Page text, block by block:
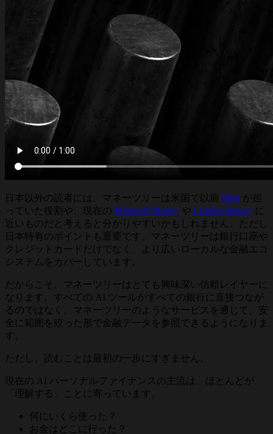
日本以外の読者には、マネーツリーは米国で以前 Mint が担
っていた役割や、現在の Monarch Money や Copilot Money に
近いものだと考えると分かりやすいかもしれません。ただし
日本特有のポイントも重要です。マネーツリーは銀行口座や
クレジットカードだけでなく、より広いローカルな金融エコ
システムをカバーしています。
だからこそ、マネーツリーはとても興味深い信頼レイヤーに
なります。すべての AI ツールがすべての銀行に直接つなが
るのではなく、マネーツリーのようなサービスを通じて、安
全に範囲を絞った形で金融データを参照できるようになりま
す。
ただし、読むことは最初の一歩にすぎません。
現在の AI パーソナルファイナンスの主流は、ほとんどが
「理解する」ことに寄っています。
何にいくら使った？
お金はどこに行った？